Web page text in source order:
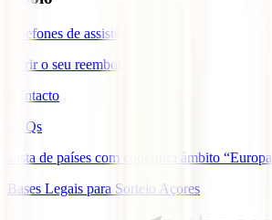
Telefones de assistência
Gerir o seu reembolso
Contacto
FAQs
Lista de países com cobertura âmbito “Europa”
Bases Legais para Sorteio Açores